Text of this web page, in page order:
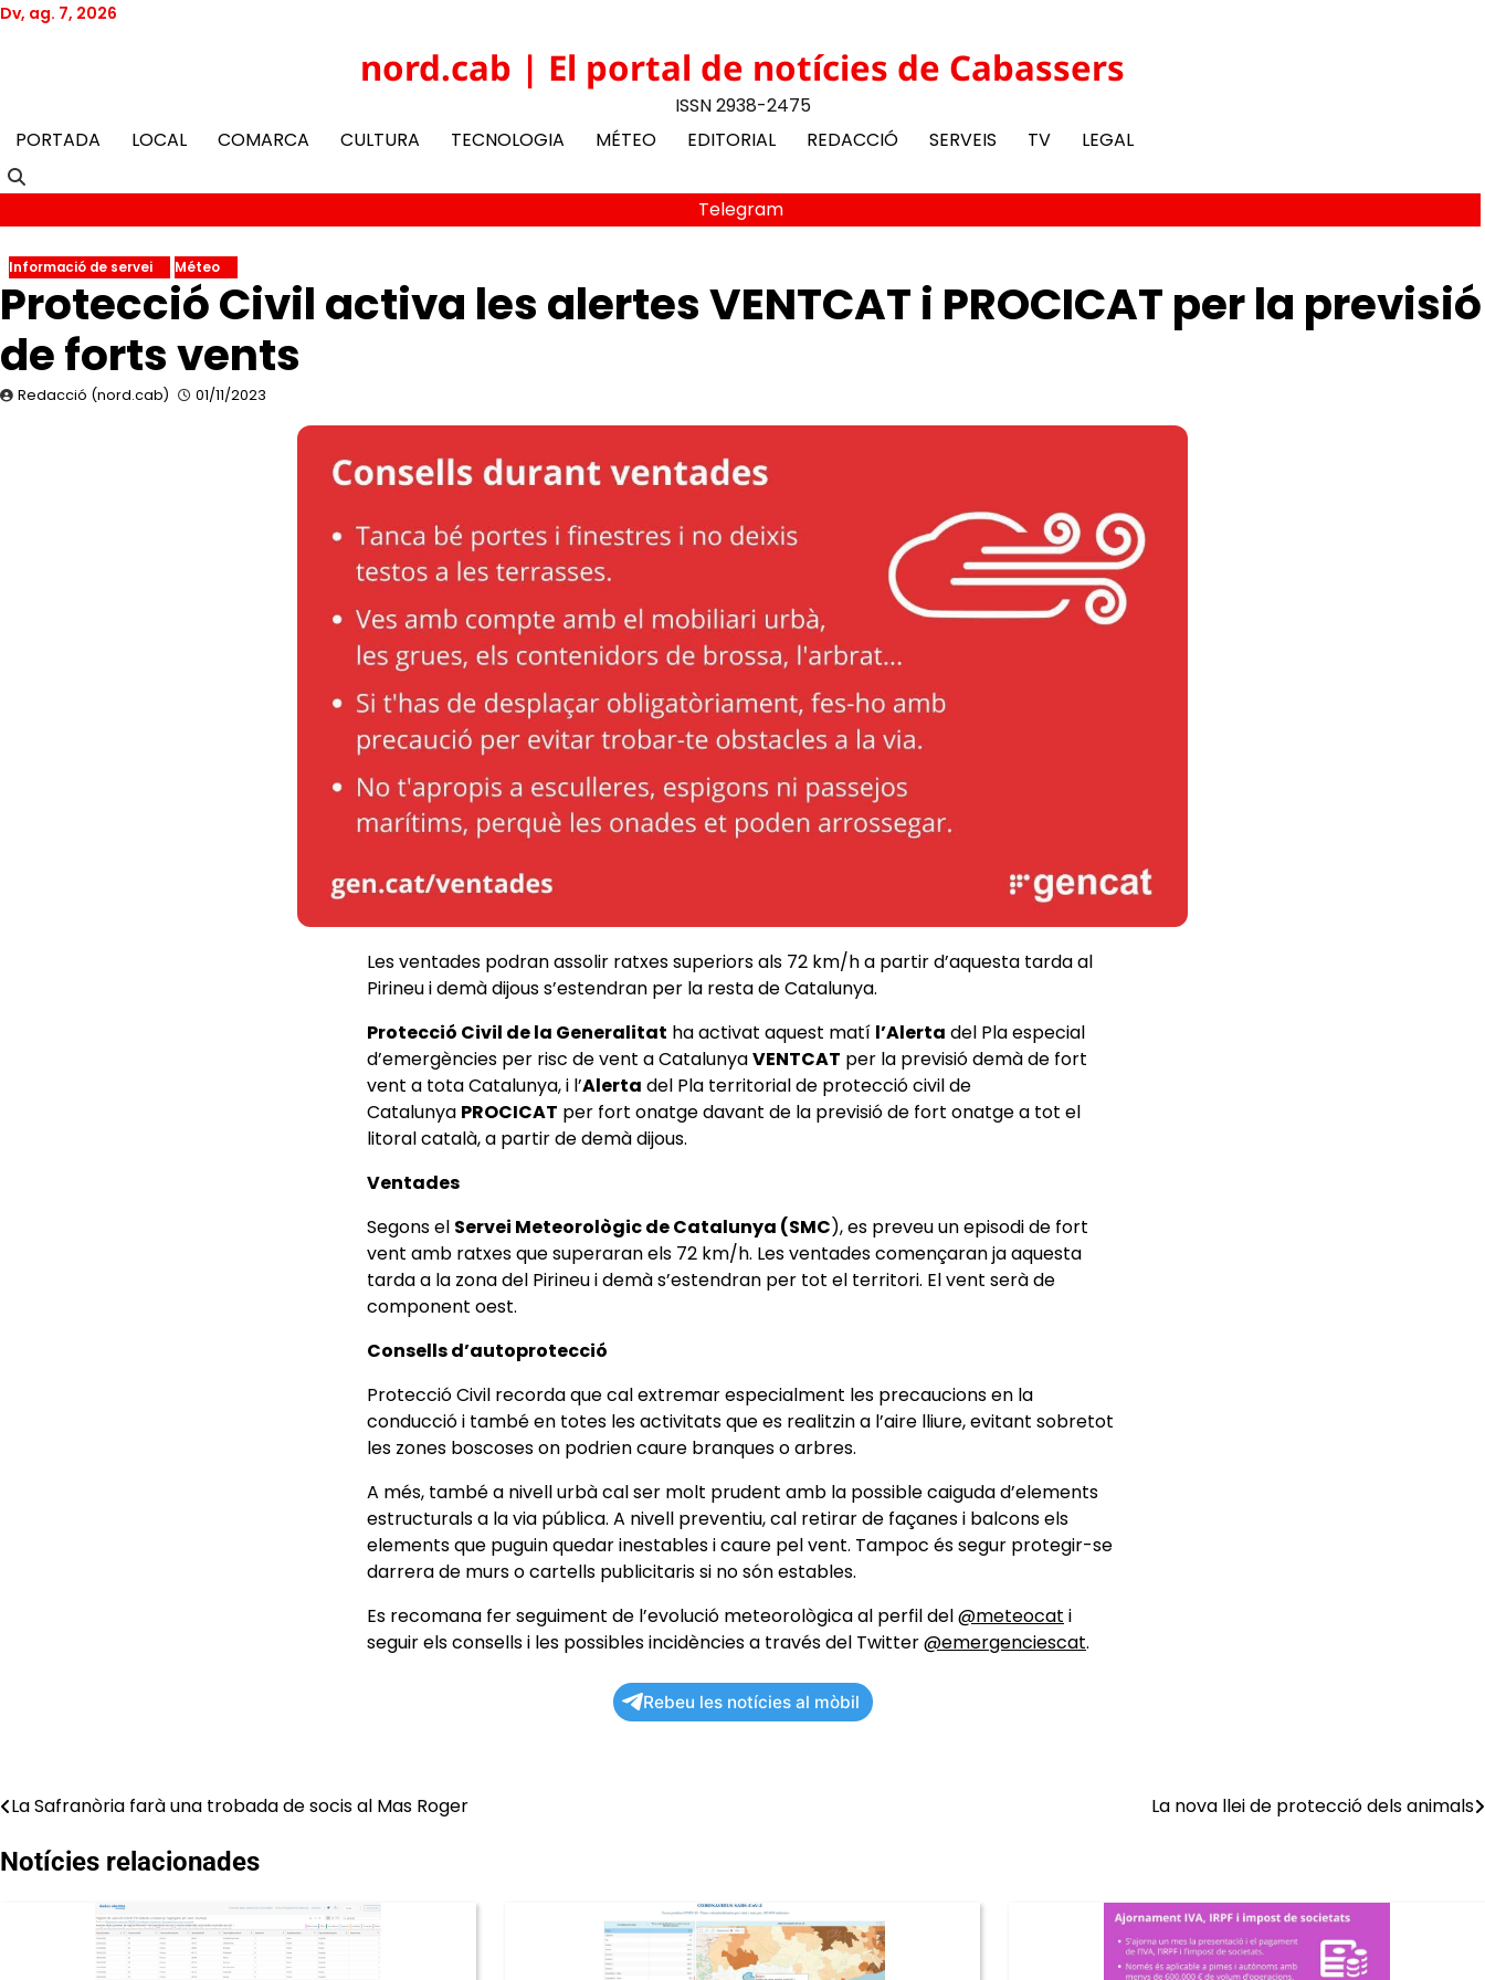
Skip
Dv, ag. 7, 2026
nord.cab | El portal de notícies de Cabassers
ISSN 2938-2475
PORTADA
LOCAL COMARCA CULTURA TECNOLOGIA MÉTEO EDITORIAL REDACCIÓ SERVEIS TV LEGAL
Telegram
Informació de servei Méteo
Protecció Civil activa les alertes VENTCAT i PROCICAT per la previsió
de forts vents
Redacció (nord.cab) 01/11/2023
Les ventades podran assolir ratxes superiors als 72 km/h a partir d’aquesta tarda al
Pirineu i demà dijous s’estendran per la resta de Catalunya.
Protecció Civil de la Generalitat ha activat aquest matí l’Alerta del Pla especial
d’emergències per risc de vent a CatalunyaVENTCAT per la previsió demà de fort
vent a tota Catalunya, i l’Alerta del Pla territorial de protecció civil de
Catalunya PROCICAT per fort onatge davant de la previsió de fort onatge a tot el
litoral català, a partir de demà dijous.
Ventades
Segons el Servei Meteorològic de Catalunya (SMC), es preveu un episodi de fort
vent amb ratxes que superaran els 72 km/h. Les ventades començaran ja aquesta
tarda a la zona del Pirineu i demà s’estendran per tot el territori. El vent serà de
component oest.
Consells d’autoprotecció
Protecció Civil recorda que cal extremar especialment les precaucions en la
conducció i també en totes les activitats que es realitzin a l’aire lliure, evitant sobretot
les zones boscoses on podrien caure branques o arbres.
A més, també a nivell urbà cal ser molt prudent amb la possible caiguda d’elements
estructurals a la via pública. A nivell preventiu, cal retirar de façanes i balcons els
elements que puguin quedar inestables i caure pel vent. Tampoc és segur protegir-se
darrera de murs o cartells publicitaris si no són estables.
Es recomana fer seguiment de l’evolució meteorològica al perfil del@meteocat i
seguir els consells i les possibles incidències a través del Twitter@emergenciescat.
Rebeu les notícies al mòbil
Navegació
d'entrades
La Safranòria farà una trobada de socis al Mas Roger La nova llei de protecció dels animals
Notícies relacionades